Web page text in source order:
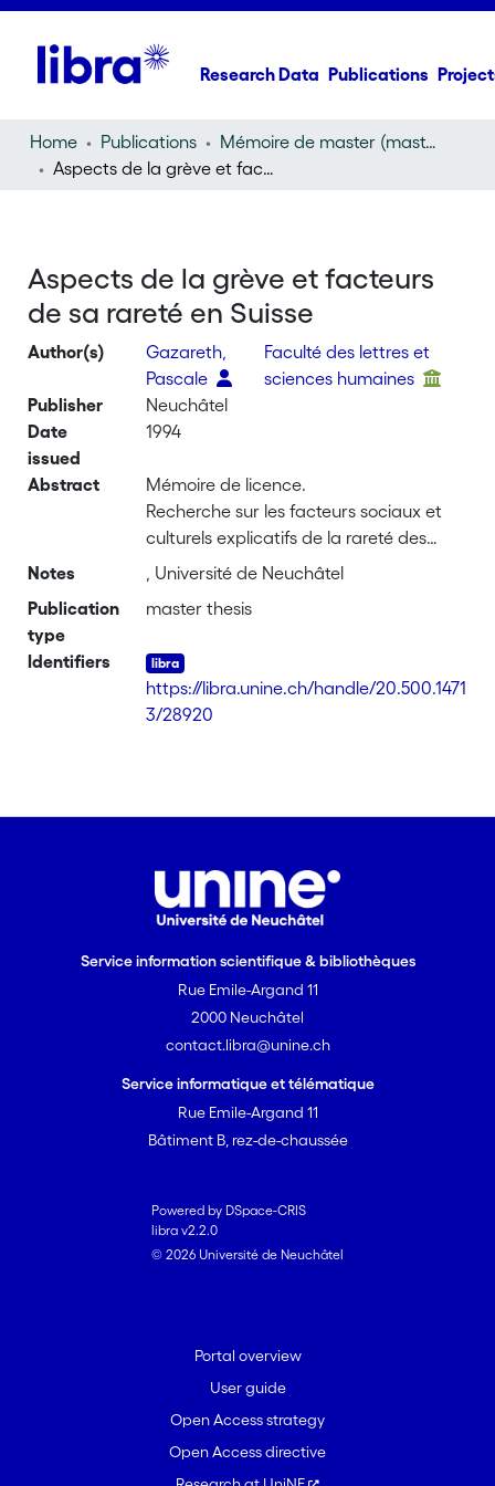
Research Data Publications
Home Publications
Mémoire de master (master thesis)
Aspects de la grève et facteurs de sa rareté en Suisse
Aspects de la grève et facteurs
de sa rareté en Suisse
Author(s)
Gazareth,
Pascale
Faculté des lettres et
sciences humaines
Publisher
Neuchâtel
Date
issued
1994
Abstract
Mémoire de licence.
Recherche sur les facteurs sociaux et
culturels explicatifs de la rareté des
grèves en Suisse. Analyse qualitative sur
menés auprès de représentants de
Notes
, Université de Neuchâtel
Publication
type
master thesis
Identifiers
https://libra.unine.ch/handle/20.500.1471
3/28920
Service information scientifique & bibliothèques
Rue Emile-Argand 11
2000 Neuchâtel
contact.libra@unine.ch
Service informatique et télématique
Rue Emile-Argand 11
Bâtiment B, rez-de-chaussée
Powered by DSpace-CRIS
libra v2.2.0
© 2026 Université de Neuchâtel
Portal overview
User guide
Open Access strategy
Open Access directive